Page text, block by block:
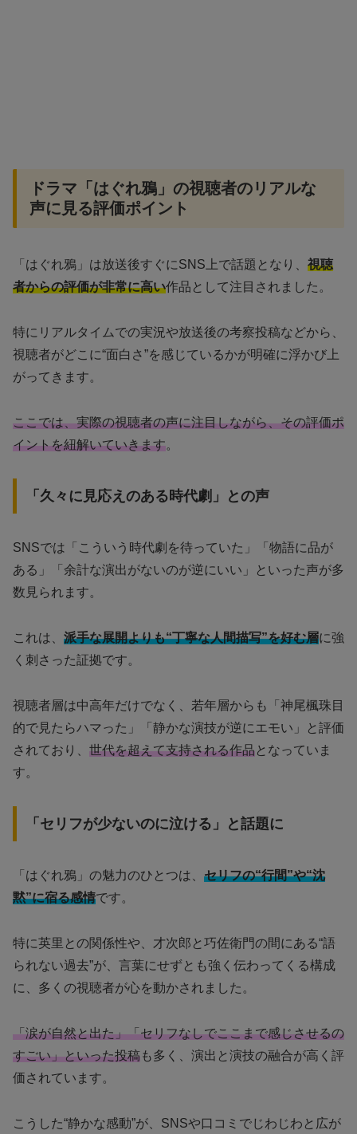
ドラマ「はぐれ鴉」の視聴者のリアルな
声に見る評価ポイント
「はぐれ鴉」は放送後すぐにSNS上で話題となり、 視聴
者からの評価が非常に高い作品として注目されました。
特にリアルタイムでの実況や放送後の考察投稿などから、
視聴者がどこに“面白さ”を感じているかが明確に浮かび上
がってきます。
ここでは、実際の視聴者の声に注目しながら、その評価ポ
イントを紐解いていきます。
「久々に見応えのある時代劇」との声
SNSでは「こういう時代劇を待っていた」「物語に品が
ある」「余計な演出がないのが逆にいい」といった声が多
数見られます。
これは、 派手な展開よりも“丁寧な人間描写”を好む層に強
く刺さった証拠です。
視聴者層は中高年だけでなく、若年層からも「神尾楓珠目
的で見たらハマった」「静かな演技が逆にエモい」と評価
されており、 世代を超えて支持される作品となっていま
す。
「セリフが少ないのに泣ける」と話題に
「はぐれ鴉」の魅力のひとつは、 セリフの“行間”や“沈
黙”に宿る感情です。
特に英里との関係性や、才次郎と巧佐衛門の間にある“語
られない過去”が、言葉にせずとも強く伝わってくる構成
に、多くの視聴者が心を動かされました。
「涙が自然と出た」「セリフなしでここまで感じさせるの
すごい」といった投稿も多く、演出と演技の融合が高く評
価されています。
こうした“静かな感動”が、SNSや口コミでじわじわと広が